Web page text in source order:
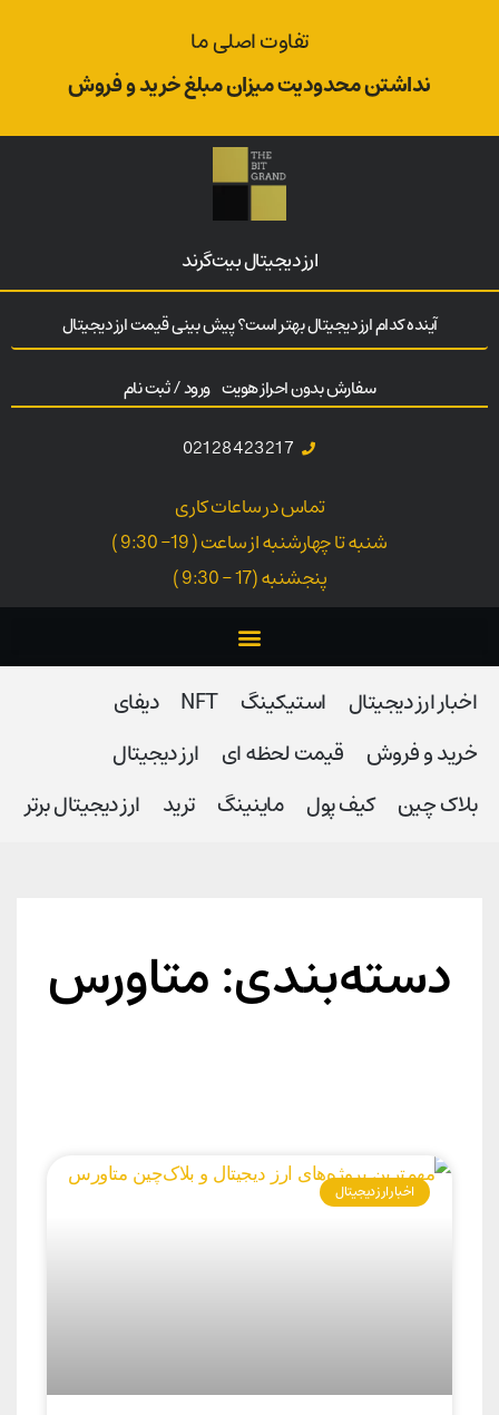
تفاوت اصلی ما
نداشتن محدودیت میزان مبلغ خرید و فروش
ارز‌ دیجیتال بیت‌گرند
آینده کدام ارز دیجیتال بهتر است؟ پیش بینی قیمت ارز دیجیتال
سفارش بدون احراز هویت ورود / ثبت نام
02128423217
تماس در ساعات کاری
شنبه تا چهارشنبه از ساعت ( 19- 9:30 )
پنجشنبه (17 - 9:30 )
اخبار ارز دیجیتال استیکینگ NFT
دیفای
خرید و فروش
قیمت لحظه ای
ارز دیجیتال
بلاک‌ چین
کیف پول ماینینگ ترید ارز دیجیتال برتر
دسته‌بندی: متاورس
اخبار ارز دیجیتال